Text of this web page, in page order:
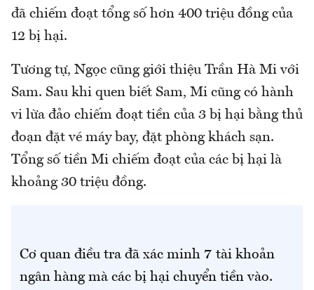
đã chiếm đoạt tổng số hơn 400 triệu đồng của
12 bị hại.
Tương tự, Ngọc cũng giới thiệu Trần Hà Mi với
Sam. Sau khi quen biết Sam, Mi cũng có hành
vi lừa đảo chiếm đoạt tiền của 3 bị hại bằng thủ
đoạn đặt vé máy bay, đặt phòng khách sạn.
Tổng số tiền Mi chiếm đoạt của các bị hại là
khoảng 30 triệu đồng.
Cơ quan điều tra đã xác minh 7 tài khoản
ngân hàng mà các bị hại chuyển tiền vào.